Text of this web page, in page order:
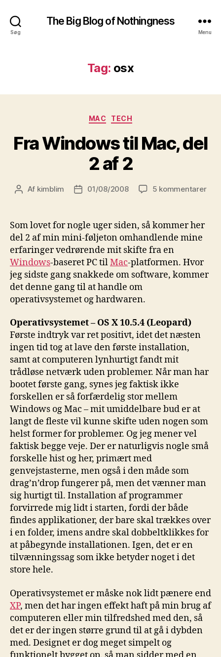
Søg
The Big Blog of Nothingness
Menu
Tag: osx
Kategorier
MAC TECH
Fra Windows til Mac, del
2 af 2
Indlægsforfatter
Af kimblim Indlægsdato
01/08/2008 5 kommentarertil
2
Som lovet for nogle uger siden, så kommer her
del 2 af min mini-føljeton omhandlende mine
erfaringer vedrørende mit skifte fra en
Windows-baseret PC tilMac-platformen. Hvor
jeg sidste gang snakkede om software, kommer
det denne gang til at handle om
operativsystemet og hardwaren.
Operativsystemet – OS X 10.5.4 (Leopard)
Første indtryk var ret positivt, idet det næsten
ingen tid tog at lave den første installation,
samt at computeren lynhurtigt fandt mit
trådløse netværk uden problemer. Når man har
bootet første gang, synes jeg faktisk ikke
forskellen er så forfærdelig stor mellem
Windows og Mac – mit umiddelbare bud er at
langt de fleste vil kunne skifte uden nogen som
helst former for problemer. Og jeg mener vel
faktisk begge veje. Der er naturligvis nogle små
forskelle hist og her, primært med
genvejstasterne, men også i den måde som
drag’n’drop fungerer på, men det vænner man
sig hurtigt til. Installation af programmer
forvirrede mig lidt i starten, fordi der både
findes applikationer, der bare skal trækkes over
i en folder, imens andre skal dobbeltklikkes for
at påbegynde installationen. Igen, det er en
tilvænningssag som ikke betyder noget i det
store hele.
Operativsystemet er måske nok lidt pænere end
XP, men det har ingen effekt haft på min brug af
computeren eller min tilfredshed med den, så
det er der ingen større grund til at gå i dybden
med. Designet er dog meget simpelt og